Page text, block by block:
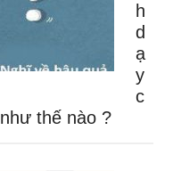
h
d
ạ
y
c
thế nào ?